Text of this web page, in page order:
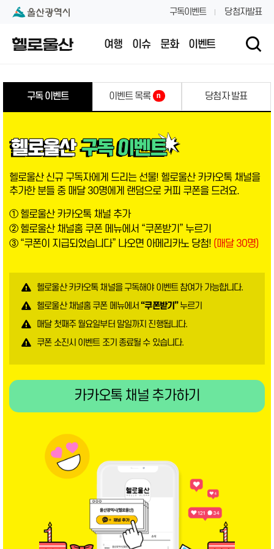
본문 내용 바로가기
대메뉴 바로가기 구독이벤트 당첨자발표
여행 이슈 문화 이벤트
구독 이벤트 이벤트 목록 n 당첨자 발표
헬로울산 신규 구독자에게 드리는 선물! 헬로울산 카카오톡 채널을
추가한 분들 중 매달 30명에게 랜덤으로 커피 쿠폰을 드려요.
① 헬로울산 카카오톡 채널 추가
② 헬로울산 채널홈 쿠폰 메뉴에서 “쿠폰받기” 누르기
③ “쿠폰이 지급되었습니다” 나오면 아메리카노 당첨! (매달 30명)
헬로울산 카카오톡 채널을 구독해야 이벤트 참여가 가능합니다.
헬로울산 채널홈 쿠폰 메뉴에서“쿠폰받기”누르기
매달 첫째주 월요일부터 말일까지 진행됩니다.
쿠폰 소진시 이벤트 조기 종료될 수 있습니다.
카카오톡 채널 추가하기